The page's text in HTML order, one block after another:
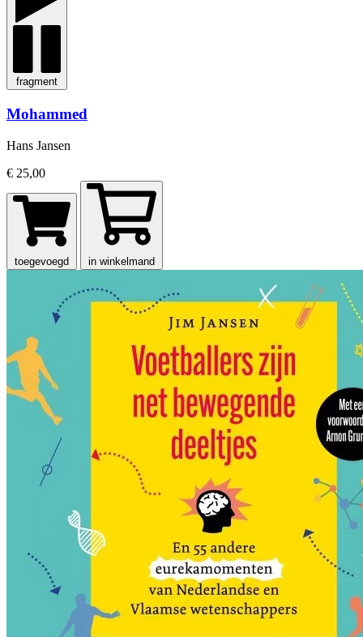
fragment
Mohammed
Hans Jansen
€ 25,00
toegevoegd in winkelmand